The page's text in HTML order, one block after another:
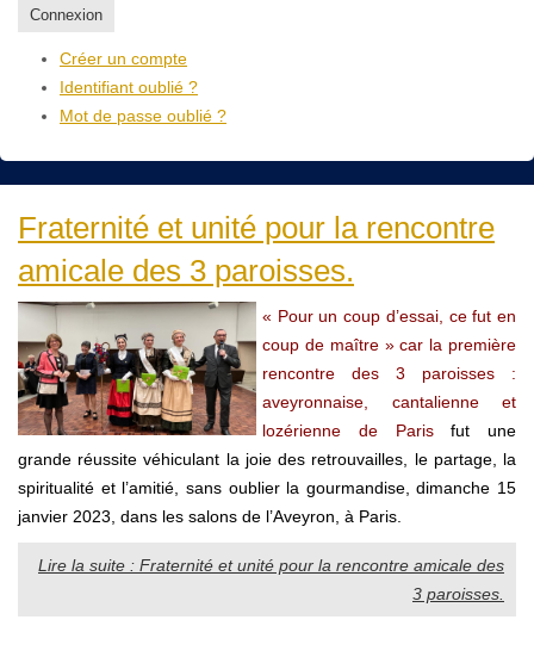
Connexion
Créer un compte
Identifiant oublié ?
Mot de passe oublié ?
Fraternité et unité pour la rencontre
amicale des 3 paroisses.
« Pour un coup d’essai, ce fut en
coup de maître » car la première
rencontre des 3 paroisses :
aveyronnaise, cantalienne et
lozérienne de Parisfut une
grande réussite véhiculant la joie des retrouvailles, le partage, la
spiritualité et l’amitié, sans oublier la gourmandise, dimanche 15
janvier 2023, dans les salons de l’Aveyron, à Paris.
Lire la suite : Fraternité et unité pour la rencontre amicale des
3 paroisses.